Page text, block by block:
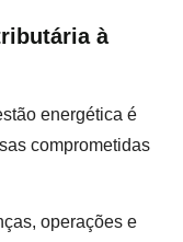
à
energética é
comprometidas
operações e